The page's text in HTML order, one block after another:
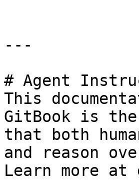
---
# Agent
This
GitBook is the
that both
and reason
Learn more at